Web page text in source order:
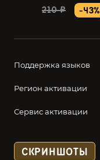
210 ₽ -43%
Поддержка языков
Регион активации
Сервис активации
СКРИНШОТЫ